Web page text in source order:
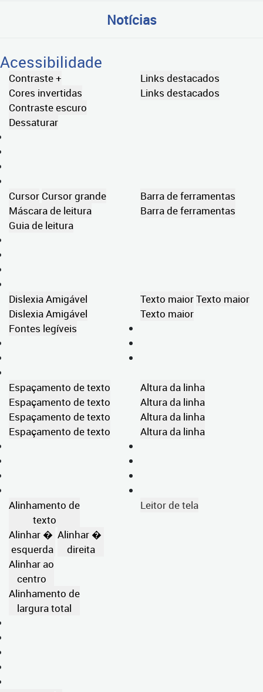
Notícias
Acessibilidade
Contraste +
Cores invertidas
Contraste escuro
Dessaturar
Links destacados
Links destacados
Cursor Cursor grande
Máscara de leitura
Guia de leitura
Barra de ferramentas
Barra de ferramentas
Dislexia Amigável
Dislexia Amigável
Fontes legíveis
Texto maiorTexto maior
Texto maior
Espaçamento de texto
Espaçamento de texto
Espaçamento de texto
Espaçamento de texto
Altura da linha
Altura da linha
Altura da linha
Altura da linha
Alinhamento de
texto
Alinhar �
esquerda
Alinhar �
direita
Alinhar ao
centro
Alinhamento de
largura total
Leitor de tela